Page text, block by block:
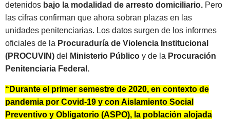
detenidos bajo la modalidad de arresto domiciliario. Pero
las cifras confirman que ahora sobran plazas en las
unidades penitenciarias. Los datos surgen de los informes
oficiales de la Procuraduría de Violencia Institucional
(PROCUVIN) del Ministerio Público y de la Procuración
Penitenciaria Federal.
“Durante el primer semestre de 2020, en contexto de
pandemia por Covid-19 y con Aislamiento Social
Preventivo y Obligatorio (ASPO), la población alojada